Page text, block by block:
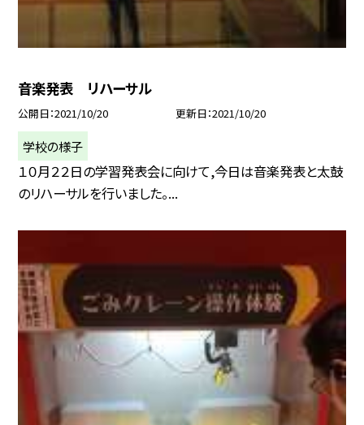
音楽発表 リハーサル
公開日 2021/10/20 更新日 2021/10/20
学校の様子
１０月２２日の学習発表会に向けて,今日は音楽発表と太鼓
のリハーサルを行いました。...